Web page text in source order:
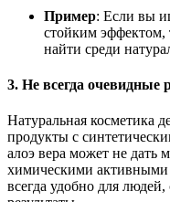
Пример: Если вы
стойким эффектом,
найти среди
3. Не всегда очевидные
Натуральная косметика
продукты с
алоэ вера может не дать
химическими
всегда удобно для